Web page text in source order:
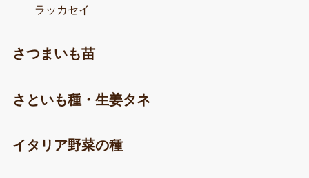
ラッカセイ
さつまいも苗
さといも種・生姜タネ
イタリア野菜の種